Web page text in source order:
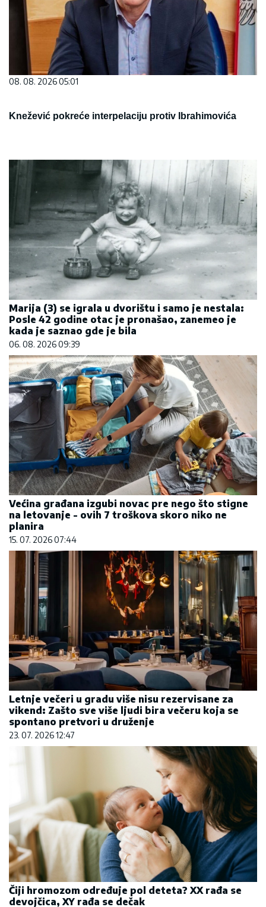
08. 08. 2026 05:01
Knežević pokreće interpelaciju protiv Ibrahimovića
Marija (3) se igrala u dvorištu i samo je nestala:
Posle 42 godine otac je pronašao, zanemeo je
kada je saznao gde je bila
06. 08. 2026 09:39
Većina građana izgubi novac pre nego što stigne
na letovanje - ovih 7 troškova skoro niko ne
planira
15. 07. 2026 07:44
Letnje večeri u gradu više nisu rezervisane za
vikend: Zašto sve više ljudi bira večeru koja se
spontano pretvori u druženje
23. 07. 2026 12:47
Čiji hromozom određuje pol deteta? XX rađa se
devojčica, XY rađa se dečak